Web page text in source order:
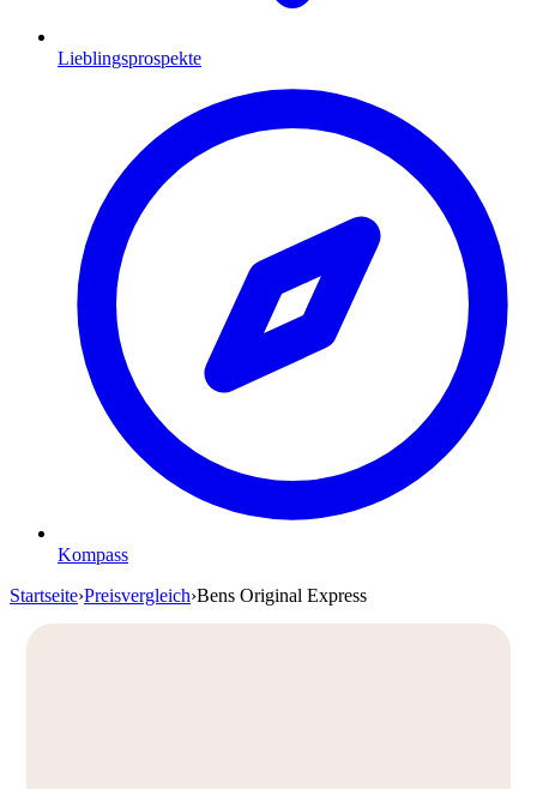
Lieblingsprospekte
Kompass
Startseite›Preisvergleich›Bens Original Express